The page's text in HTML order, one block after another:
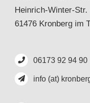
Heinrich-Winter-Str.
61476 Kronberg im
06173 92 94 90
info (at)